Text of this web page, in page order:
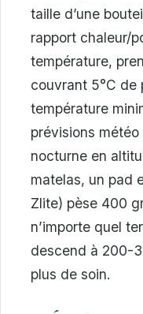
taille d’une
rapport chaleur/
température,
couvrant 5°C de
température
prévisions
nocturne en
matelas, un pad
Zlite) pèse 400
n’importe quel
descend à 200-
plus de soin.